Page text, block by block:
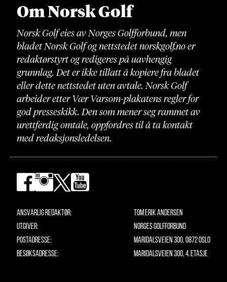
Om Norsk Golf
Norsk Golf eies av Norges Golfforbund, men
bladet Norsk Golf og nettstedet norskgolf.no er
redaktørstyrt og redigeres på uavhengig
grunnlag. Det er ikke tillatt å kopiere fra bladet
eller dette nettstedet uten avtale. Norsk Golf
arbeider etter Vær Varsom-plakatens regler for
god presseskikk. Den som mener seg rammet av
urettferdig omtale, oppfordres til å ta kontakt
med redaksjonsledelsen.
Ansvarlig redaktør:
Utgiver:
Postadresse:
Besøksadresse:
Tom Erik Andersen
Norges Golfforbund
Maridalsveien 300, 0872 Oslo
Maridalsveien 300, 4. etasje